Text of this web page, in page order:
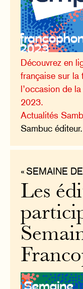
Découvrez en
française sur la
l’occasion de
2023.
Actualités
Sambuc éditeur.
« SEMAINE
Les